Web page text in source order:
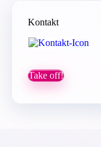
Kontakt
Take off!